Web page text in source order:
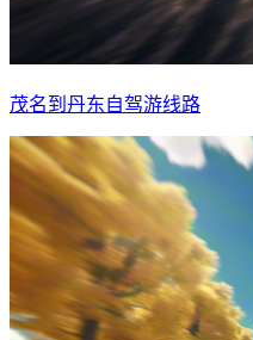
茂名到丹东自驾游线路